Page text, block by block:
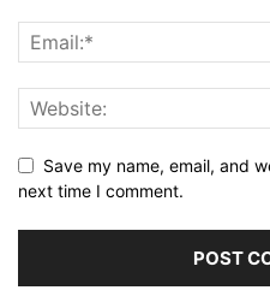
Save my name, email, and
next time I comment.